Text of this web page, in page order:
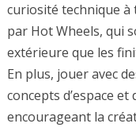
curiosité technique
par Hot Wheels, qui
extérieure que les
En plus, jouer avec
concepts d’espace
encourageant la